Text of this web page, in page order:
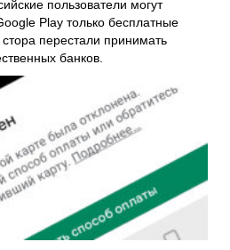
пользователи могут
Play только бесплатные
перестали принимать
банков.